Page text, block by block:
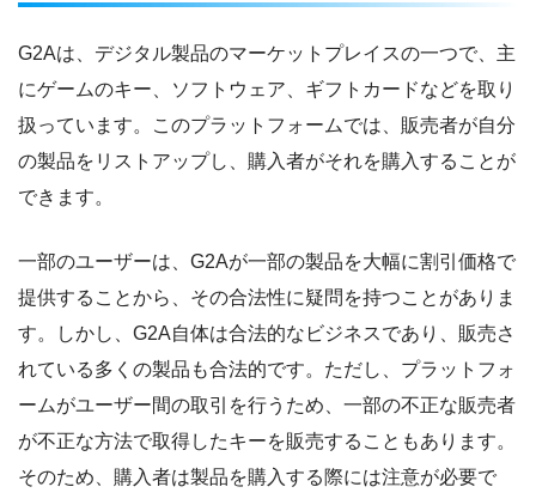
G2Aは、デジタル製品のマーケットプレイスの一つで、主
にゲームのキー、ソフトウェア、ギフトカードなどを取り
扱っています。このプラットフォームでは、販売者が自分
の製品をリストアップし、購入者がそれを購入することが
できます。
一部のユーザーは、G2Aが一部の製品を大幅に割引価格で
提供することから、その合法性に疑問を持つことがありま
す。しかし、G2A自体は合法的なビジネスであり、販売さ
れている多くの製品も合法的です。ただし、プラットフォ
ームがユーザー間の取引を行うため、一部の不正な販売者
が不正な方法で取得したキーを販売することもあります。
そのため、購入者は製品を購入する際には注意が必要で